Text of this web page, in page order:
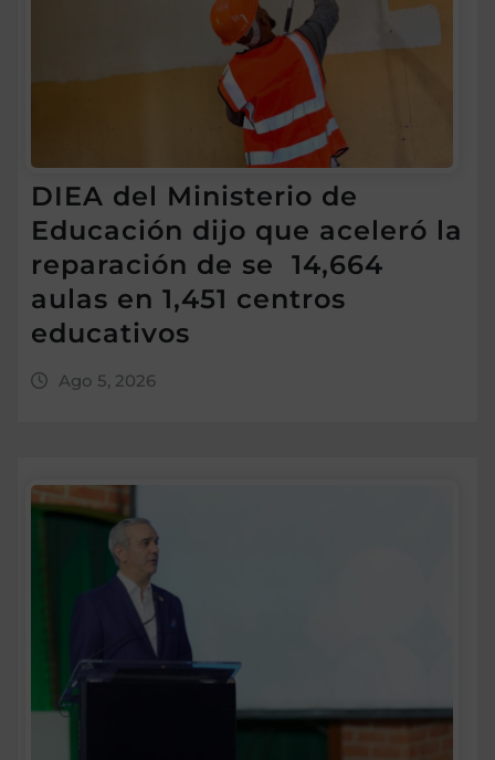
DIEA del Ministerio de
Educación dijo que aceleró la
reparación de se 14,664
aulas en 1,451 centros
educativos
Ago 5, 2026